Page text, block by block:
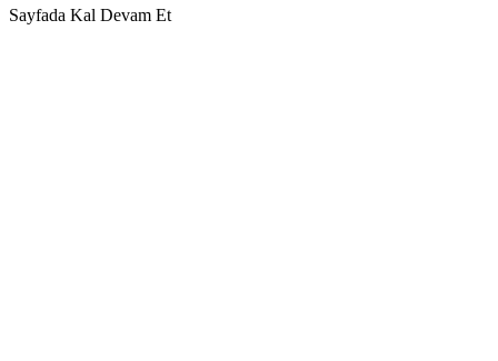
Sayfada Kal Devam Et